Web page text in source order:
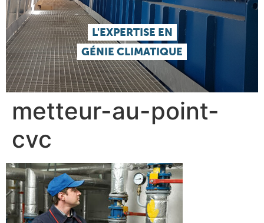
L'EXPERTISE EN
GÉNIE CLIMATIQUE
metteur-au-point-
cvc